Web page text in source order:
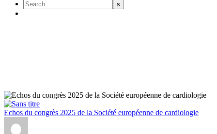
Echos du congrès 2025 de la Société européenne de cardiologie